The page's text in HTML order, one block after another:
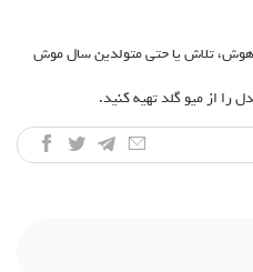
هوش، تلاش یا حتی متولدین سال موش
را از میو گلد تهیه کنید.